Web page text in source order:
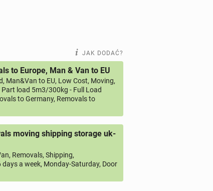
JAK DODAĆ?
to Europe, Man & Van to EU
Man&Van to EU, Low Cost, Moving,
load 5m3/300kg - Full Load
to Germany, Removals to
moving shipping storage uk-
Removals, Shipping,
a week, Monday-Saturday, Door